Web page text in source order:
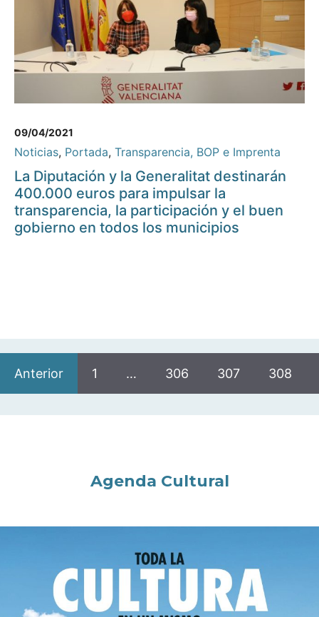
09/04/2021
Noticias, Portada, Transparencia, BOP e Imprenta
La Diputación y la Generalitat destinarán
400.000 euros para impulsar la
transparencia, la participación y el buen
gobierno en todos los municipios
Anterior 1 … 306 307 308
Agenda Cultural